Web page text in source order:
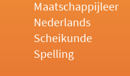
Maatschappijleer
Nederlands
Scheikunde
Spelling